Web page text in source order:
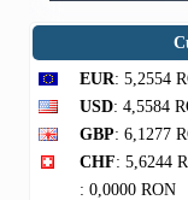
EUR: 5,2554
USD: 4,5584
GBP: 6,1277
CHF: 5,6244
: 0,0000 RON